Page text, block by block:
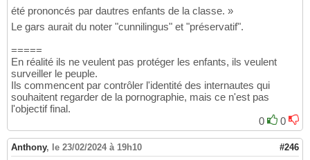
été prononcés par dautres enfants de la classe. »
Le gars aurait du noter "cunnilingus" et "préservatif".
=====
En réalité ils ne veulent pas protéger les enfants, ils veulent
surveiller le peuple.
Ils commencent par contrôler l'identité des internautes qui
souhaitent regarder de la pornographie, mais ce n'est pas
l'objectif final.
0
0
Anthony, le 23/02/2024 à 19h10 #246